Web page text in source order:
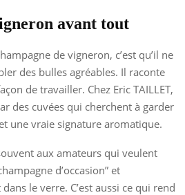
avant tout
de vigneron, c’est qu’il ne
des bulles agréables. Il raconte
de travailler. Chez Eric TAILLET,
des cuvées qui cherchent à garder
une vraie signature aromatique.
aux amateurs qui veulent
d’occasion” et
le verre. C’est aussi ce qui rend